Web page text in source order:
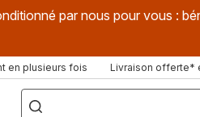
par nous pour vous :
en plusieurs fois Livraison offerte*
["Que
recherchez-
vous
?",